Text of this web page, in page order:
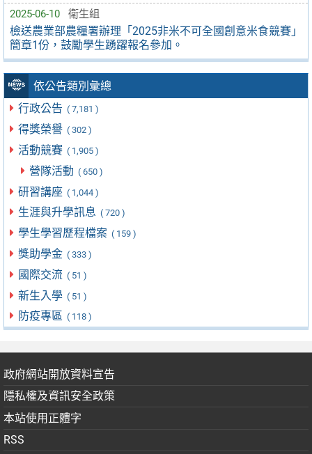
2025-06-10 衛生組
檢送農業部農糧署辦理「2025非米不可全國創意米食競賽」
簡章1份，鼓勵學生踴躍報名參加。
依公告類別彙總
行政公告 ( 7,181 )
得獎榮譽 ( 302 )
活動競賽 ( 1,905 )
營隊活動 ( 650 )
研習講座 ( 1,044 )
生涯與升學訊息 ( 720 )
學生學習歷程檔案 ( 159 )
獎助學金 ( 333 )
國際交流 ( 51 )
新生入學 ( 51 )
防疫專區 ( 118 )
政府網站開放資料宣告
隱私權及資訊安全政策
本站使用正體字
RSS